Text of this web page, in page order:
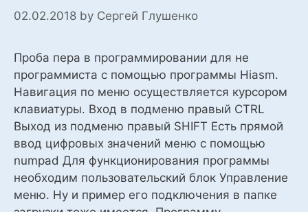
02.02.2018 by Сергей Глушенко
Проба пера в программировании для не
программиста с помощью программы Hiasm.
Навигация по меню осуществляется курсором
клавиатуры. Вход в подменю правый CTRL
Выход из подменю правый SHIFT Есть прямой
ввод цифровых значений меню с помощью
numpad Для функционирования программы
необходим пользовательский блок Управление
меню. Ну и пример его подключения в папке